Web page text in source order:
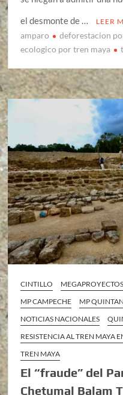
el desmonte de …
LEER
amparo deforestacion
ecologico por tren maya
CINTILLO MEGAPROYECTOS
MP CAMPECHE
MP
NOTICIAS NACIONALES
RESISTENCIA AL TREN MAYA
TREN MAYA
El “fraude” del
Chetumal Balam